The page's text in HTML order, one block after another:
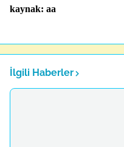
kaynak: aa
İlgili Haberler